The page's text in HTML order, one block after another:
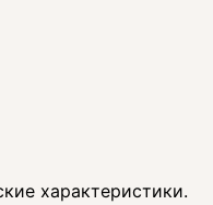
характеристики.